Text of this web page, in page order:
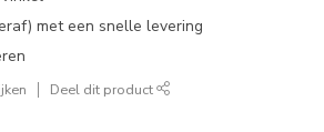
met een snelle levering
Deel dit product